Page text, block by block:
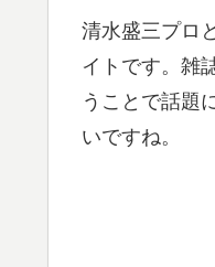
清水盛三プロ
イトです。雑
うことで話題
いですね。